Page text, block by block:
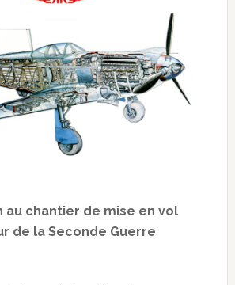
au chantier de mise en vol
de la Seconde Guerre